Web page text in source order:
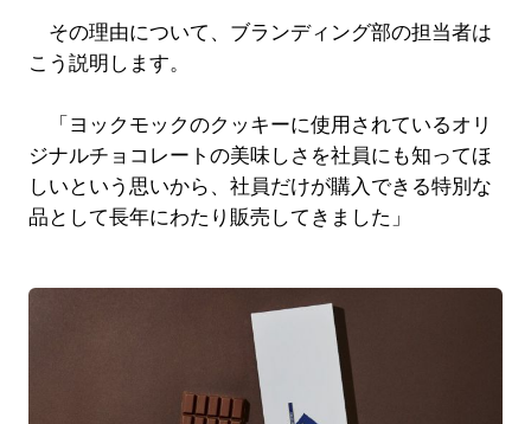
その理由について、ブランディング部の担当者は
こう説明します。
「ヨックモックのクッキーに使用されているオリ
ジナルチョコレートの美味しさを社員にも知ってほ
しいという思いから、社員だけが購入できる特別な
品として長年にわたり販売してきました」